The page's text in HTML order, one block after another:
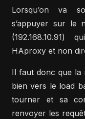
Lorsqu’on va
s’appuyer sur le
(192.168.10.91)
HAproxy et non
Il faut donc que la
bien vers le load
tourner et sa
renvoyer les